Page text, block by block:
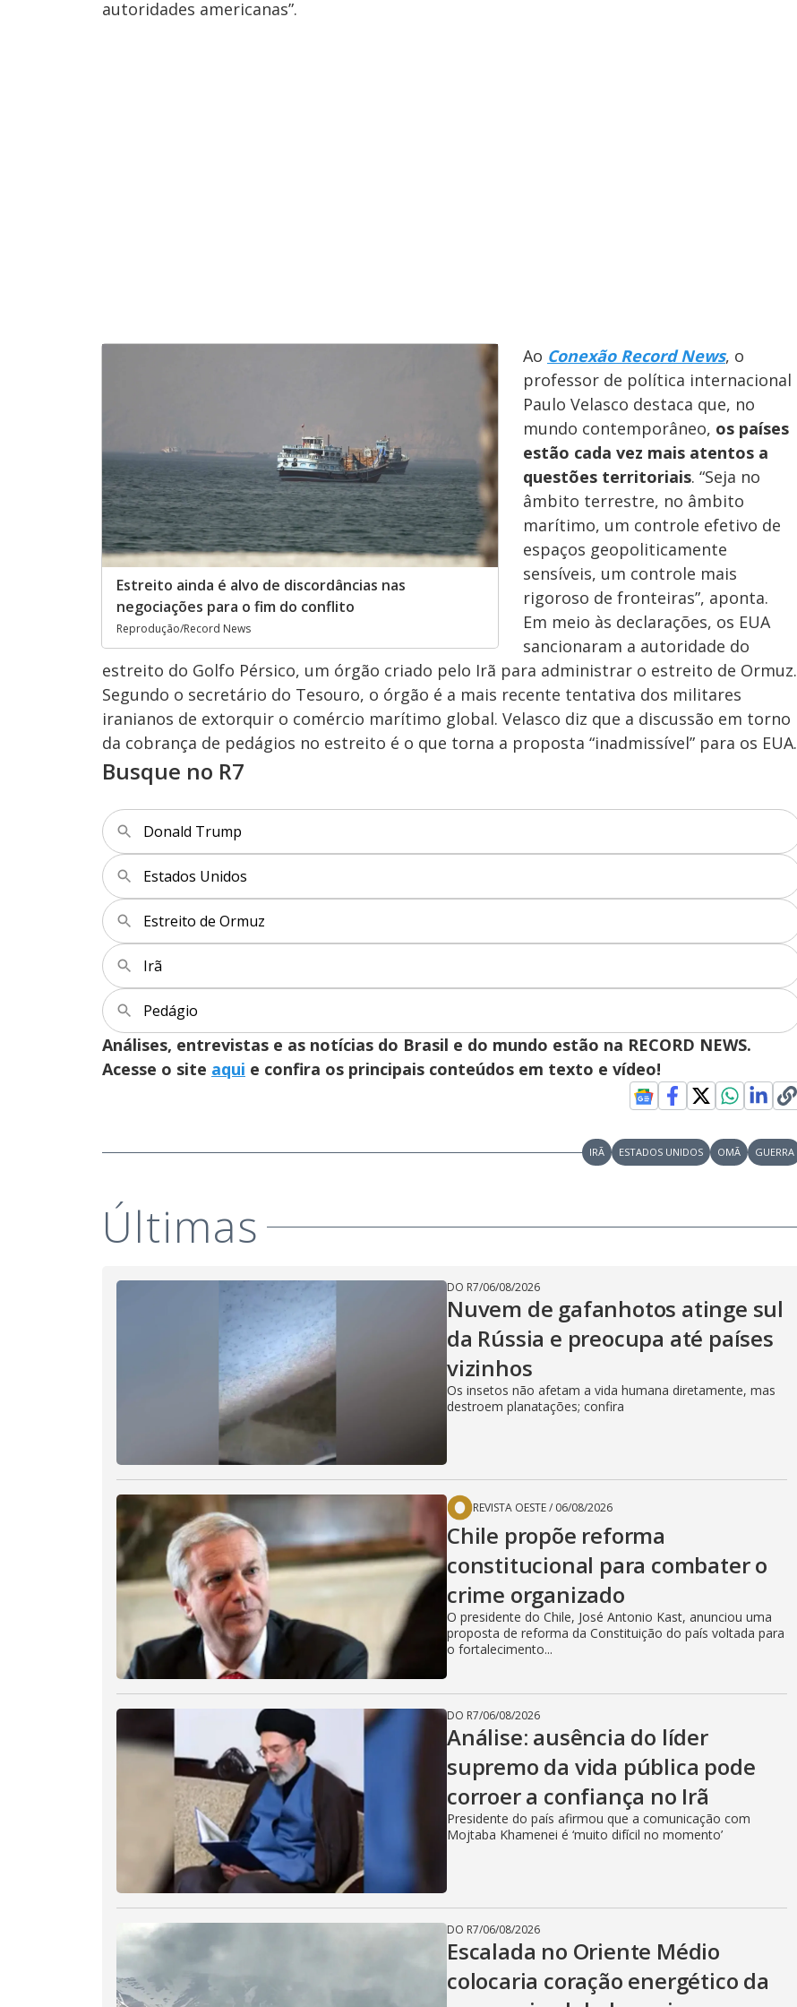
e
u
d
autoridades americanas”.
Estreito ainda é alvo de discordâncias nas
negociações para o fim do conflito
Reprodução/Record News
Ao Conexão Record News, o
professor de política internacional
Paulo Velasco destaca que, no
mundo contemporâneo, os países
estão cada vez mais atentos a
questões territoriais. “Seja no
âmbito terrestre, no âmbito
marítimo, um controle efetivo de
espaços geopoliticamente
sensíveis, um controle mais
rigoroso de fronteiras”, aponta.
Em meio às declarações, os EUA
sancionaram a autoridade do
estreito do Golfo Pérsico, um órgão criado pelo Irã para administrar o estreito de Ormuz.
Segundo o secretário do Tesouro, o órgão é a mais recente tentativa dos militares
iranianos de extorquir o comércio marítimo global. Velasco diz que a discussão em torno
da cobrança de pedágios no estreito é o que torna a proposta “inadmissível” para os EUA.
Busque no R7
Donald Trump
Estados Unidos
Estreito de Ormuz
Irã
Pedágio
Análises, entrevistas e as notícias do Brasil e do mundo estão na RECORD NEWS.
Acesse o site aqui e confira os principais conteúdos em texto e vídeo!
IRÃ ESTADOS UNIDOS OMÃ GUERRA
Últimas
DO R7/06/08/2026
Nuvem de gafanhotos atinge sul
da Rússia e preocupa até países
vizinhos
Os insetos não afetam a vida humana diretamente, mas
destroem planatações; confira
REVISTA OESTE/ 06/08/2026
Chile propõe reforma
constitucional para combater o
crime organizado
O presidente do Chile, José Antonio Kast, anunciou uma
proposta de reforma da Constituição do país voltada para
o fortalecimento...
DO R7/06/08/2026
Análise: ausência do líder
supremo da vida pública pode
corroer a confiança no Irã
Presidente do país afirmou que a comunicação com
Mojtaba Khamenei é ‘muito difícil no momento’
DO R7/06/08/2026
Escalada no Oriente Médio
colocaria coração energético da